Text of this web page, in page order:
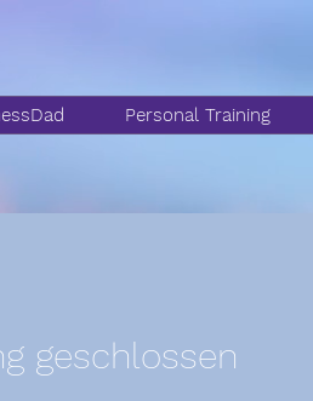
Personal Training
geschlossen